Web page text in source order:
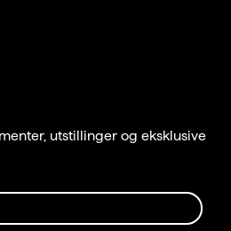
utstillinger og eksklusive